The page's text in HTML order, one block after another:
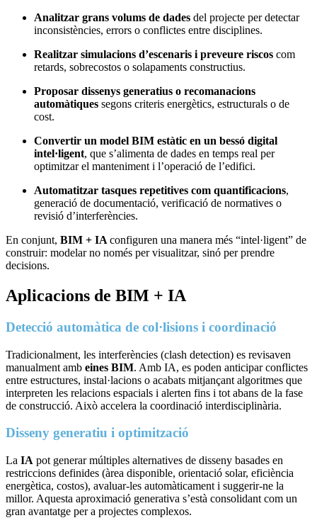
Analitzar grans volums de dades del projecte per detectar
inconsistències, errors o conflictes entre disciplines.
Realitzar simulacions d’escenaris i preveure riscos com
retards, sobrecostos o solapaments constructius.
Proposar dissenys generatius o recomanacions
automàtiques segons criteris energètics, estructurals o de
cost.
Convertir un model BIM estàtic en un bessó digital
intel·ligent, que s’alimenta de dades en temps real per
optimitzar el manteniment i l’operació de l’edifici.
Automatitzar tasques repetitives com quantificacions,
generació de documentació, verificació de normatives o
revisió d’interferències.
En conjunt, BIM + IA configuren una manera més “intel·ligent” de
construir: modelar no només per visualitzar, sinó per prendre
decisions.
Aplicacions de BIM + IA
Detecció automàtica de col·lisions i coordinació
Tradicionalment, les interferències (clash detection) es revisaven
manualment amb eines BIM. Amb IA, es poden anticipar conflictes
entre estructures, instal·lacions o acabats mitjançant algoritmes que
interpreten les relacions espacials i alerten fins i tot abans de la fase
de construcció. Això accelera la coordinació interdisciplinària.
Disseny generatiu i optimització
La IA pot generar múltiples alternatives de disseny basades en
restriccions definides (àrea disponible, orientació solar, eficiència
energètica, costos), avaluar-les automàticament i suggerir-ne la
millor. Aquesta aproximació generativa s’està consolidant com un
gran avantatge per a projectes complexos.